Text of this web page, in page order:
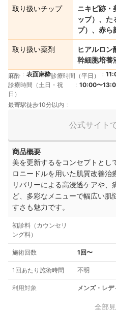
取り扱いチップ
ニキビ跡・
ップ）、た
プ）、赤ら
取り扱い薬剤
ヒアルロン
幹細胞培養
麻酔 表面麻酔診療時間（平日）
診療時間（土日・祝
日）
10:00〜
最寄駅徒歩10分以内
公式サイト
商品概要
美を更新するをコンセプトとし
ロニードルを用いた肌質改善
リバリーによる高浸透ケアや
ど、多彩なメニューで幅広い
すさも魅力です。
初診料（カウンセリ
ング料）
施術回数 1回〜
1回あたり施術時間 不明
利用対象 メンズ・レデ
全部